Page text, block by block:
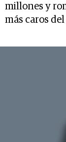
millones y
más caros